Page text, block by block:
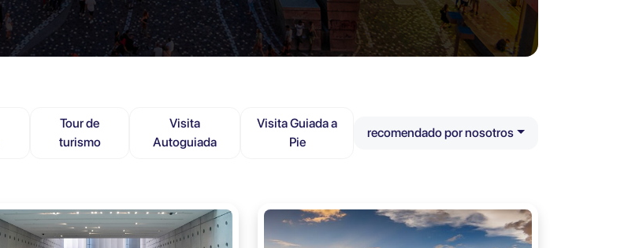
Tour de
turismo
Visita
Autoguiada
Visita Guiada a
Pie
recomendado por nosotros